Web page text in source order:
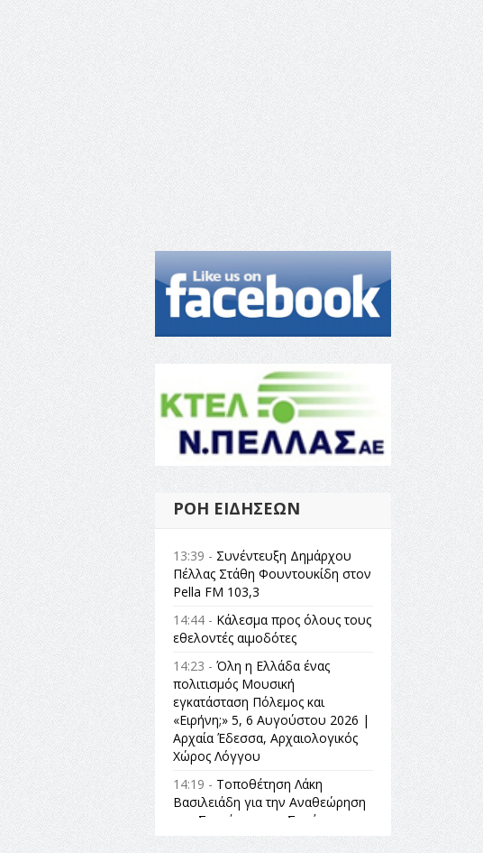
ΡΟΉ ΕΙΔΉΣΕΩΝ
13:39 - Συνέντευξη Δημάρχου
Πέλλας Στάθη Φουντουκίδη στον
Pella FM 103,3
14:44 - Κάλεσμα προς όλους τους
εθελοντές αιμοδότες
14:23 - Όλη η Ελλάδα ένας
πολιτισμός Μουσική
εγκατάσταση Πόλεμος και
«Ειρήνη;» 5, 6 Αυγούστου 2026 |
Αρχαία Έδεσσα, Αρχαιολογικός
Χώρος Λόγγου
14:19 - Τοποθέτηση Λάκη
Βασιλειάδη για την Αναθεώρηση
του Συντάγματος: «Σε τέτοιες
κορυφαίες θεσμικές διαδικασίες